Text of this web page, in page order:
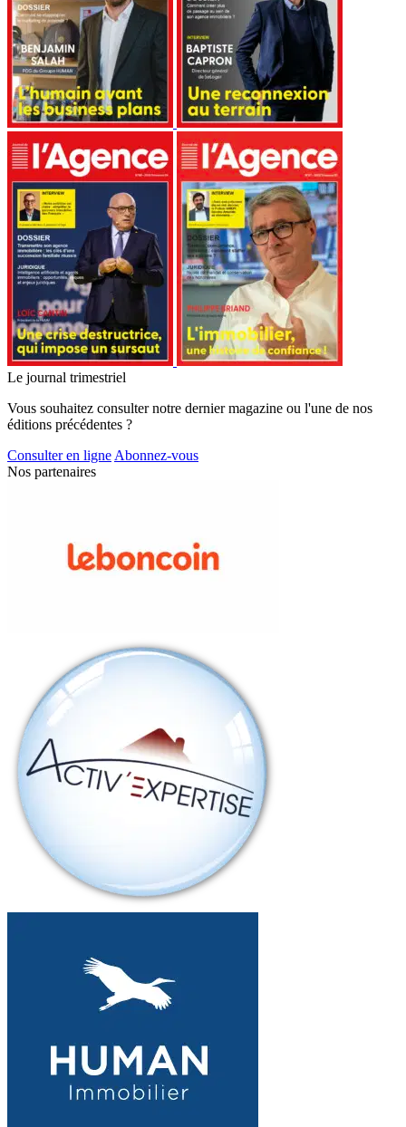
Le journal trimestriel
Vous souhaitez consulter notre dernier magazine ou l'une de nos
éditions précédentes ?
Consulter en ligne Abonnez-vous
Nos partenaires